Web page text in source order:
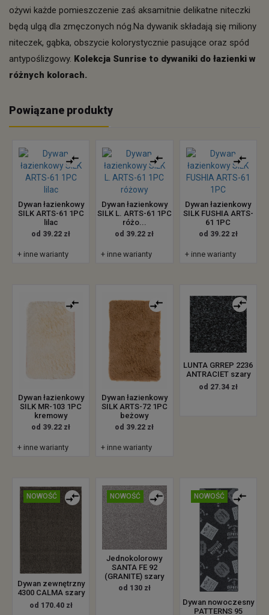
ożywi każde pomieszczenie zaś aksamitnie delikatne niteczki
będą ulgą dla zmęczonych nóg.Na dywanik składają się miliony
niteczek, gąbka, obszycie kolorystycznie pasujące oraz spód
antypoślizgowy. Kolekcja Sunrise to dywaniki do łazienki w
różnych kolorach.
Powiązane produkty
Dywan łazienkowy
SILK ARTS-61 1PC
lilac
od 39.22 zł
+ inne warianty
Dywan łazienkowy
SILK L. ARTS-61 1PC
różo...
od 39.22 zł
+ inne warianty
Dywan łazienkowy
SILK FUSHIA ARTS-
61 1PC
od 39.22 zł
+ inne warianty
Dywan łazienkowy
SILK MR-103 1PC
kremowy
od 39.22 zł
+ inne warianty
Dywan łazienkowy
SILK ARTS-72 1PC
beżowy
od 39.22 zł
+ inne warianty
LUNTA GRREP 2236
ANTRACIET szary
od 27.34 zł
NOWOŚĆ
Dywan zewnętrzny
4300 CALMA szary
od 170.40 zł
NOWOŚĆ
Jednokolorowy
SANTA FE 92
(GRANITE) szary
od 130 zł
NOWOŚĆ
Dywan nowoczesny
PATTERNS 95